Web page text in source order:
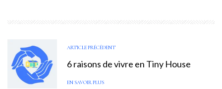
ARTICLE PRÉCÉDENT
6 raisons de vivre en Tiny House
EN SAVOIR PLUS